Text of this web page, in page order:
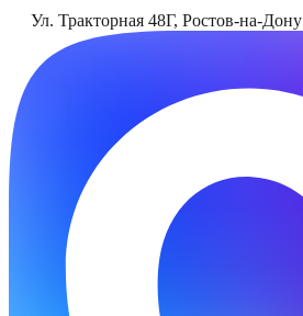
Ул. Тракторная 48Г, Ростов-на-Дону